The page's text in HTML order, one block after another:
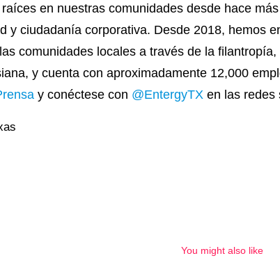
en nuestras comunidades desde hace
y ciudadanía corporativa. Desde 2018, hemos
comunidades locales a través de la
y cuenta con aproximadamente 12,000
y conéctese con @EntergyTXen las redes
You might also like